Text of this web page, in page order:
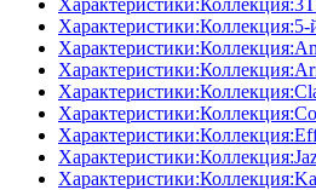
Характеристики:Коллекция:3T
Характеристики:Коллекция:5-